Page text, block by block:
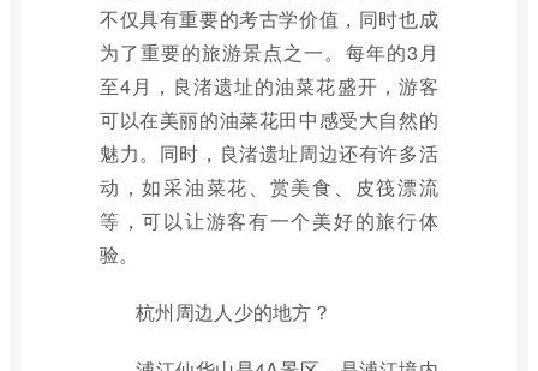
不仅具有重要的考古学价值，同时也成
为了重要的旅游景点之一。每年的3月
至4月，良渚遗址的油菜花盛开，游客
可以在美丽的油菜花田中感受大自然的
魅力。同时，良渚遗址周边还有许多活
动，如采油菜花、赏美食、皮筏漂流
等，可以让游客有一个美好的旅行体
验。
杭州周边人少的地方？